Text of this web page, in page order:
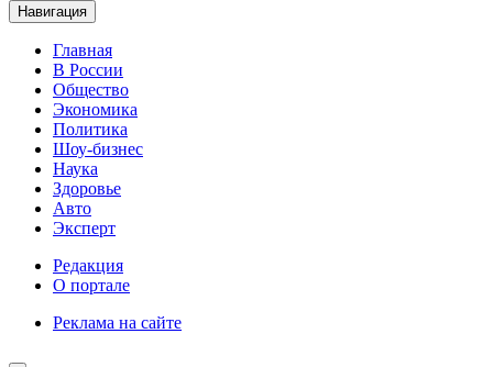
Навигация
Главная
В России
Общество
Экономика
Политика
Шоу-бизнес
Наука
Здоровье
Авто
Эксперт
Редакция
О портале
Реклама на сайте